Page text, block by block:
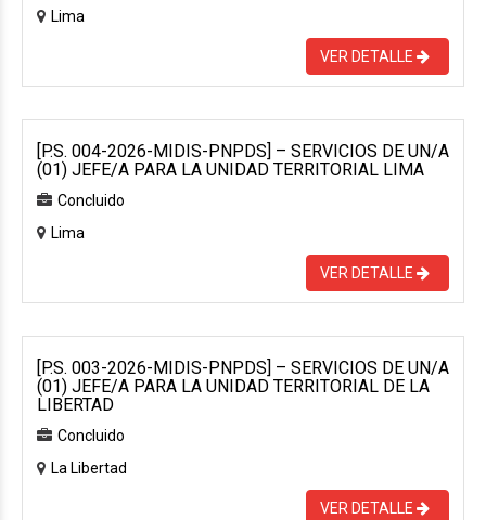
Lima
VER DETALLE
[P.S. 004-2026-MIDIS-PNPDS] – SERVICIOS DE UN/A
(01) JEFE/A PARA LA UNIDAD TERRITORIAL LIMA
Concluido
Lima
VER DETALLE
[P.S. 003-2026-MIDIS-PNPDS] – SERVICIOS DE UN/A
(01) JEFE/A PARA LA UNIDAD TERRITORIAL DE LA
LIBERTAD
Concluido
La Libertad
VER DETALLE